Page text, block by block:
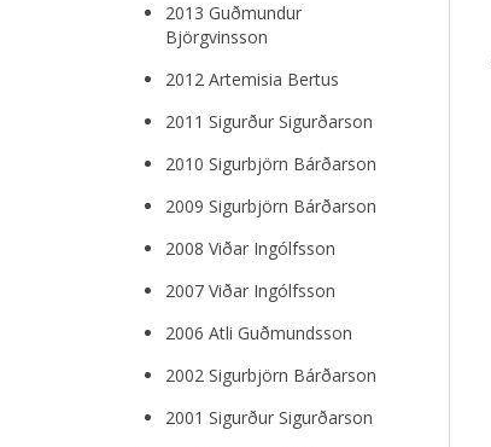
2013 Guðmundur
Björgvinsson
2012 Artemisia Bertus
2011 Sigurður Sigurðarson
2010 Sigurbjörn Bárðarson
2009 Sigurbjörn Bárðarson
2008 Viðar Ingólfsson
2007 Viðar Ingólfsson
2006 Atli Guðmundsson
2002 Sigurbjörn Bárðarson
2001 Sigurður Sigurðarson